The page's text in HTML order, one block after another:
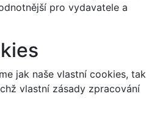
pro vydavatele a
jak naše vlastní cookies, tak
vlastní zásady zpracování